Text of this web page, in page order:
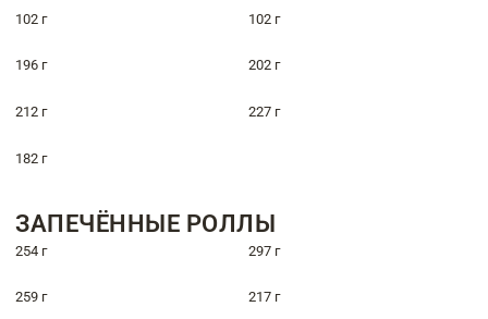
102 г 102 г
196 г 202 г
212 г 227 г
182 г
ЗАПЕЧЁННЫЕ РОЛЛЫ
254 г 297 г
259 г 217 г